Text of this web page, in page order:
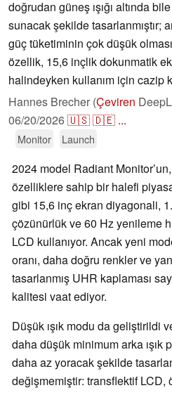
doğrudan güneş ışığı altında
sunacak şekilde tasarlanmıştır;
güç tüketiminin çok düşük
özellik, 15,6 inçlik dokunmatik
halindeyken kullanım için cazip
Hannes Brecher (Çeviren
06/20/2026🇺🇸🇩🇪 ...
Monitor Launch
2024 model Radiant
özelliklere sahip bir halefi
gibi 15,6 inç ekran diyagonali,
çözünürlük ve 60 Hz yenileme
LCD kullanıyor. Ancak yeni
oranı, daha doğru renkler ve
tasarlanmış UHR kaplaması
kalitesi vaat ediyor.
Düşük ışık modu da geliştirildi
daha düşük minimum arka ışık
daha az yoracak şekilde
değişmemiştir: transflektif LCD,